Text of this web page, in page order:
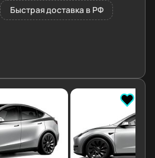
Быстрая доставка в РФ